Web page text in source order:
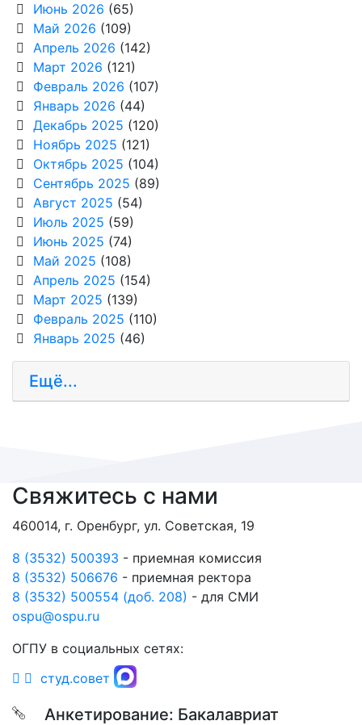
Июнь 2026 (65)
Май 2026 (109)
Апрель 2026 (142)
Март 2026 (121)
Февраль 2026 (107)
Январь 2026 (44)
Декабрь 2025 (120)
Ноябрь 2025 (121)
Октябрь 2025 (104)
Сентябрь 2025 (89)
Август 2025 (54)
Июль 2025 (59)
Июнь 2025 (74)
Май 2025 (108)
Апрель 2025 (154)
Март 2025 (139)
Февраль 2025 (110)
Январь 2025 (46)
Ещё...
Свяжитесь с нами
460014, г. Оренбург, ул. Советская, 19
8 (3532) 500393 - приемная комиссия
8 (3532) 506676 - приемная ректора
8 (3532) 500554 (доб. 208) - для СМИ
ospu@ospu.ru
ОГПУ в социальных сетях:
студ.совет
Анкетирование: Бакалавриат